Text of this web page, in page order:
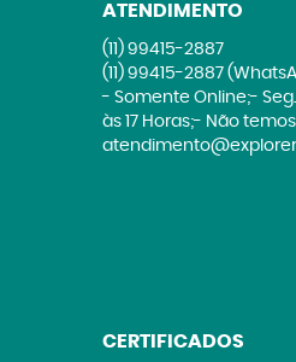
ATENDIMENTO
(11) 99415-2887
(11) 99415-2887
- Somente Online;- Seg.
às 17 Horas;- Não
CERTIFICADOS